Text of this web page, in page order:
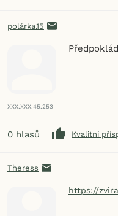
polárka.15
XXX.XXX.45.253
0 hlasů Kvalitní
Theress
https://